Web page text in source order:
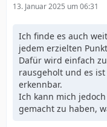
13. Januar 2025 um 06:31
Ich finde es auch
jedem erzielten
Dafür wird einfach
rausgeholt und es
erkennbar.
Ich kann mich
gemacht zu haben,